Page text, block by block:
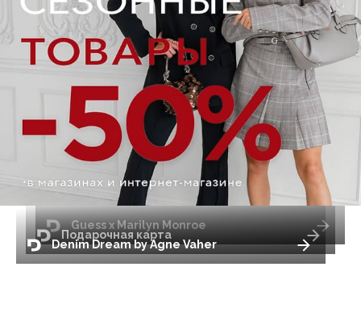
Denim Dream by Agne Vaher
Подарочная карта
Guess x Marilyn Monroe